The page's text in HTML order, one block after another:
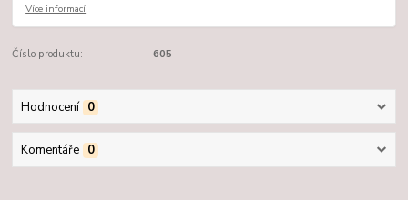
Více informací
Číslo produktu: 605
Hodnocení 0
Komentáře 0